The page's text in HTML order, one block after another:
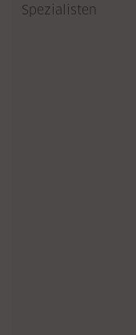
Spezialisten